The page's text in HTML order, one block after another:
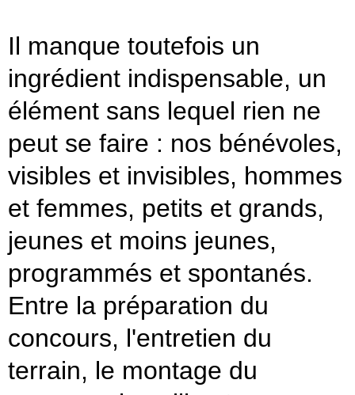
Il manque toutefois un
ingrédient indispensable, un
élément sans lequel rien ne
peut se faire : nos bénévoles,
visibles et invisibles, hommes
et femmes, petits et grands,
jeunes et moins jeunes,
programmés et spontanés.
Entre la préparation du
concours, l'entretien du
terrain, le montage du